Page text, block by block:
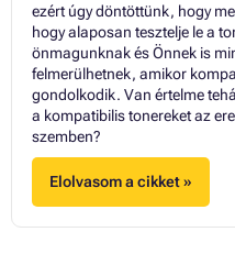
ezért úgy döntöttünk, hogy
hogy alaposan tesztelje le a
önmagunknak és Önnek is
felmerülhetnek, amikor
gondolkodik. Van értelme
a kompatibilis tonereket az
szemben?
Elolvasom a cikket »